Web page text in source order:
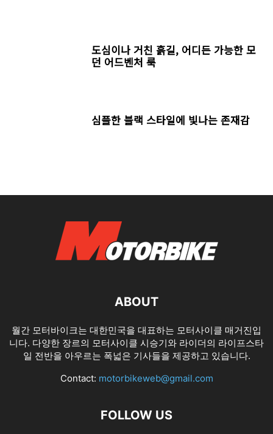
도심이나 거친 흙길, 어디든 가능한 모
던 어드벤처 룩
심플한 블랙 스타일에 빛나는 존재감
ABOUT
월간 모터바이크는 대한민국을 대표하는 모터사이클 매거진입
니다. 다양한 장르의 모터사이클 시승기와 라이더의 라이프스타
일 전반을 아우르는 폭넓은 기사들을 제공하고 있습니다.
Contact: motorbikeweb@gmail.com
FOLLOW US